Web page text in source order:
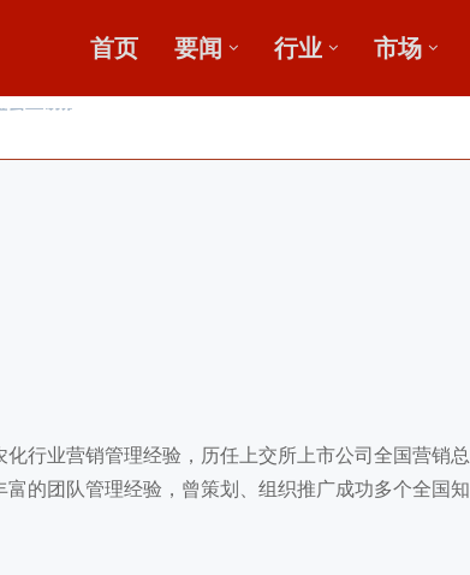
首页 要闻 行业 市场
桥梁 【鄂中】
行业营销管理经验，历任上交所上市公司全国营销总
的团队管理经验，曾策划、组织推广成功多个全国知